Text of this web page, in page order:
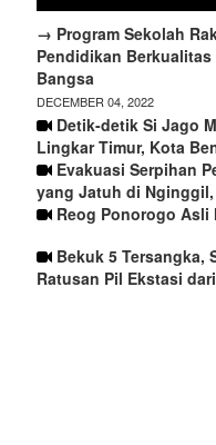
→ Program Sekolah
Pendidikan
Bangsa
DECEMBER 04, 2022
Detik-detik Si Jago
Lingkar Timur, Kota
Evakuasi Serpihan
yang Jatuh di
Reog Ponorogo
Bekuk 5 Tersangka,
Ratusan Pil Ekstasi